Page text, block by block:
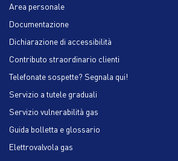
Area personale
Documentazione
Dichiarazione di accessibilità
Contributo straordinario clienti
Telefonate sospette? Segnala qui!
Servizio a tutele graduali
Servizio vulnerabilità gas
Guida bolletta e glossario
Elettrovalvola gas